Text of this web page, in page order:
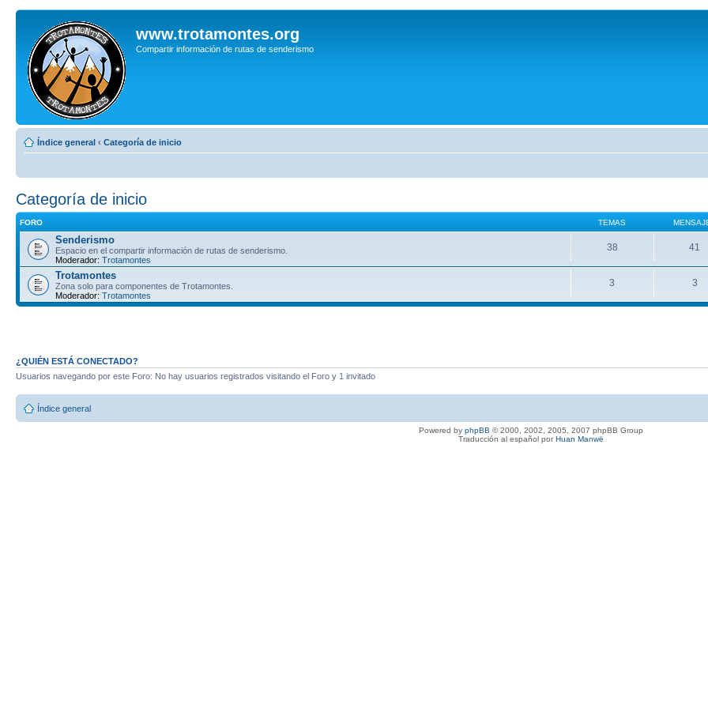
www.trotamontes.org
Compartir información de rutas de senderismo
Índice general ‹ Categoría de inicio
Categoría de inicio
FORO TEMAS
Senderismo
Espacio en el compartir información de rutas de senderismo.
Moderador: Trotamontes
38 41
Trotamontes
Zona solo para componentes de Trotamontes.
Moderador: Trotamontes
3 3
¿QUIÉN ESTÁ CONECTADO?
Usuarios navegando por este Foro: No hay usuarios registrados visitando el Foro y 1 invitado
Índice general
Powered by phpBB © 2000, 2002, 2005, 2007 phpBB Group
Traducción al español porHuan Manwë